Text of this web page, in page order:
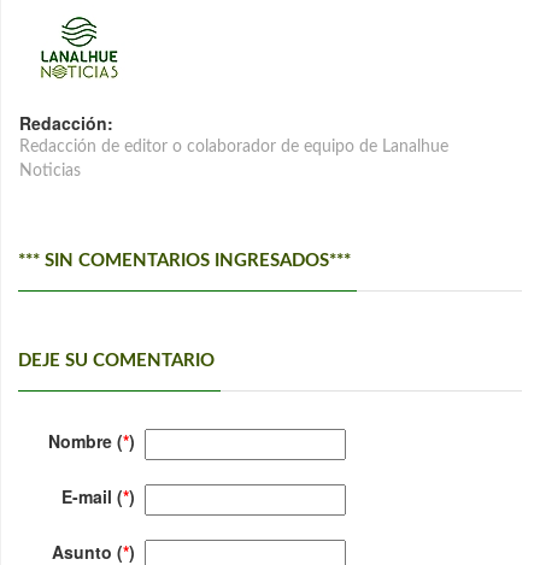
Redacción:
Redacción de editor o colaborador de equipo de Lanalhue
Noticias
*** SIN COMENTARIOS INGRESADOS***
DEJE SU COMENTARIO
Nombre (*)
E-mail (*)
Asunto (*)